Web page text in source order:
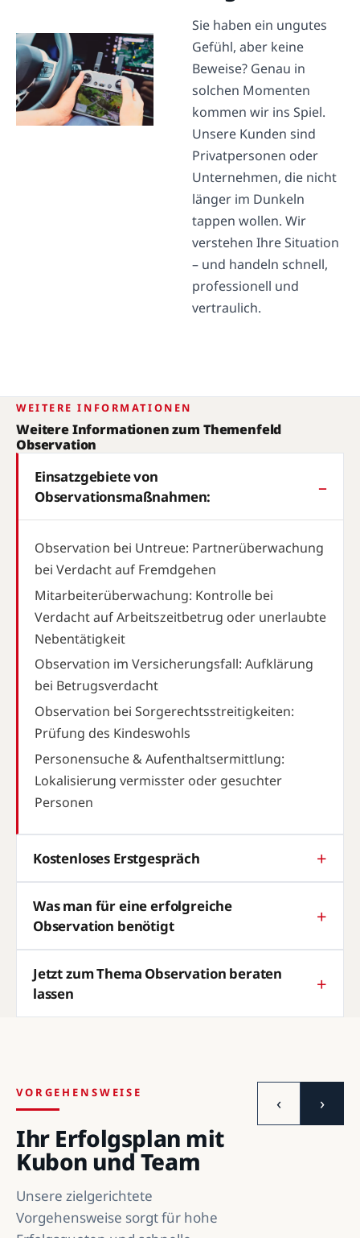
Sie haben ein ungutes
Gefühl, aber keine
Beweise? Genau in
solchen Momenten
kommen wir ins Spiel.
Unsere Kunden sind
Privatpersonen oder
Unternehmen, die nicht
länger im Dunkeln
tappen wollen. Wir
verstehen Ihre Situation
– und handeln schnell,
professionell und
vertraulich.
WEITERE INFORMATIONEN
Weitere Informationen zum Themenfeld
Observation
Einsatzgebiete von
Observationsmaßnahmen:
Observation bei Untreue: Partnerüberwachung
bei Verdacht auf Fremdgehen
Mitarbeiterüberwachung: Kontrolle bei
Verdacht auf Arbeitszeitbetrug oder unerlaubte
Nebentätigkeit
Observation im Versicherungsfall: Aufklärung
bei Betrugsverdacht
Observation bei Sorgerechtsstreitigkeiten:
Prüfung des Kindeswohls
Personensuche & Aufenthaltsermittlung:
Lokalisierung vermisster oder gesuchter
Personen
Kostenloses Erstgespräch
Was man für eine erfolgreiche
Observation benötigt
Jetzt zum Thema Observation beraten
lassen
VORGEHENSWEISE
Ihr Erfolgsplan mit
Kubon und Team
Unsere zielgerichtete
Vorgehensweise sorgt für hohe
‹ ›